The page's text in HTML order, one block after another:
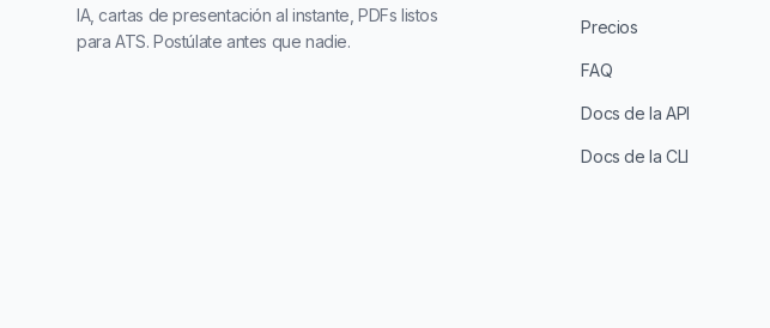
IA, cartas de presentación al instante, PDFs listos
para ATS. Postúlate antes que nadie.
Precios
FAQ
Docs de la API
Docs de la CLI